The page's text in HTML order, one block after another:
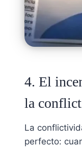
4. El
la
La
perfecto: